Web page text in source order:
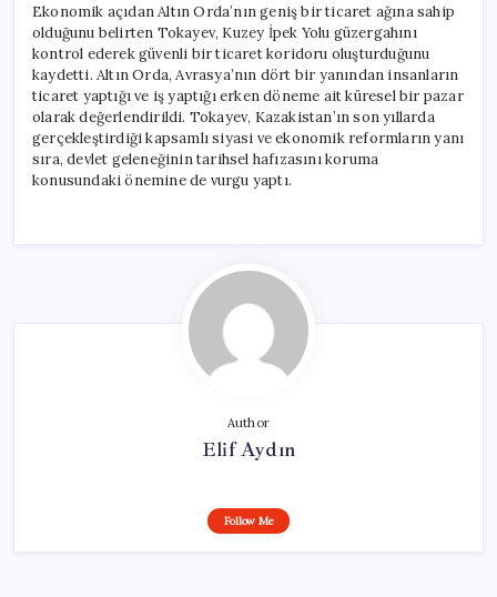
Ekonomik açıdan Altın Orda’nın geniş bir ticaret ağına sahip
olduğunu belirten Tokayev, Kuzey İpek Yolu güzergahını
kontrol ederek güvenli bir ticaret koridoru oluşturduğunu
kaydetti. Altın Orda, Avrasya’nın dört bir yanından insanların
ticaret yaptığı ve iş yaptığı erken döneme ait küresel bir pazar
olarak değerlendirildi. Tokayev, Kazakistan’ın son yıllarda
gerçekleştirdiği kapsamlı siyasi ve ekonomik reformların yanı
sıra, devlet geleneğinin tarihsel hafızasını koruma
konusundaki önemine de vurgu yaptı.
Author
Elif Aydın
Follow Me